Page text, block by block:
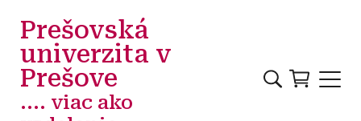
Prešovská
univerzita v
Prešove
.... viac ako